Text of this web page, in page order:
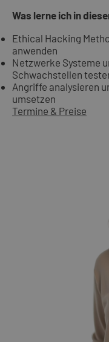
Was lerne ich in
Ethical Hacking
anwenden
Netzwerke Systeme
Schwachstellen
Angriffe analysieren
umsetzen
Termine & Preise